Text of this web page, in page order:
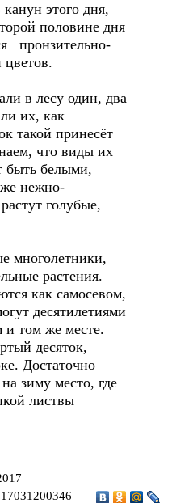
этого дня,
половине дня
пронзительно-
цветов.
в лесу один, два
их, как
такой принесёт
что виды их
быть белыми,
нежно-
голубые,
многолетники,
растения.
как самосевом,
десятилетиями
и том же месте.
десяток,
Достаточно
зиму место, где
листвы